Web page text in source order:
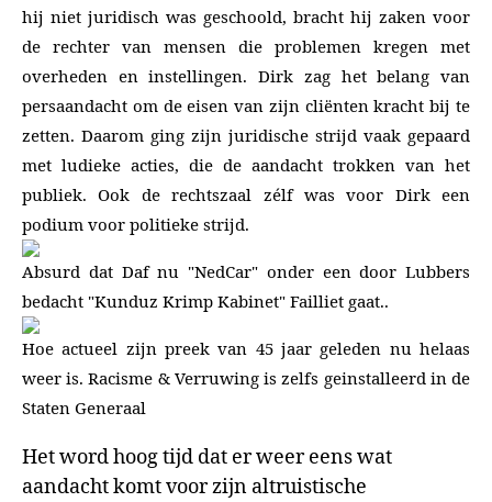
hij niet juridisch was geschoold, bracht hij zaken voor
de rechter van mensen die problemen kregen met
overheden en instellingen. Dirk zag het belang van
persaandacht om de eisen van zijn cliënten kracht bij te
zetten. Daarom ging zijn juridische strijd vaak gepaard
met ludieke acties, die de aandacht trokken van het
publiek. Ook de rechtszaal zélf was voor Dirk een
podium voor politieke strijd.
Absurd dat Daf nu "NedCar" onder een door Lubbers
bedacht "Kunduz Krimp Kabinet" Failliet gaat..
Hoe actueel zijn preek van 45 jaar geleden nu helaas
weer is. Racisme & Verruwing is zelfs geinstalleerd in de
Staten Generaal
Het word hoog tijd dat er weer eens wat
aandacht komt voor zijn altruistische